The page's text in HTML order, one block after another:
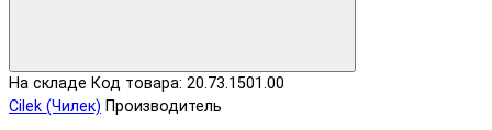
На складе Код товара: 20.73.1501.00
Cilek (Чилек) Производитель